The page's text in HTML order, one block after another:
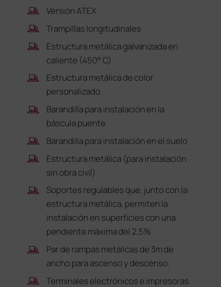
Versión ATEX
Trampillas longitudinales
Estructura metálica galvanizada en
caliente (450° C)
Estructura metálica de color
personalizado.
Barandilla para instalación en la
báscula puente
Barandilla para instalación en el suelo
Estructura metálica (para instalación
sin obra civil)
Soportes regulables que, junto con la
estructura metálica, permiten la
instalación en superficies con una
pendiente máxima del 2,5%
Par de rampas metálicas de 3m de
ancho para ascenso y descenso.
Terminales electrónicos e impresoras.